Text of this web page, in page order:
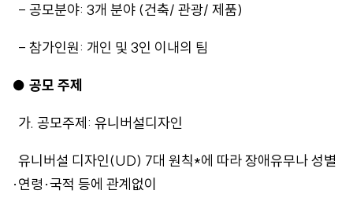
- 공모분야: 3개 분야 (건축/ 관광/ 제품)
- 참가인원: 개인 및 3인 이내의 팀
● 공모 주제
가. 공모주제: 유니버설디자인
유니버설 디자인(UD) 7대 원칙*에 따라 장애유무나 성별
·연령·국적 등에 관계없이